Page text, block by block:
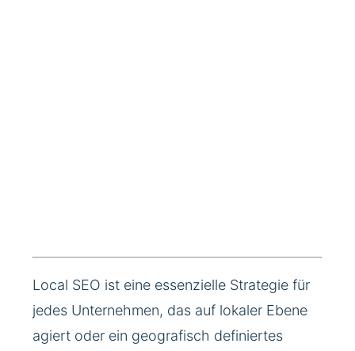
Local SEO ist eine essenzielle Strategie für
jedes Unternehmen, das auf lokaler Ebene
agiert oder ein geografisch definiertes